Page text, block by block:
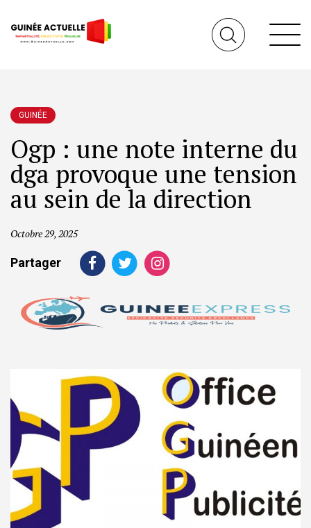
GUINÉE
Ogp : une note interne du
dga provoque une tension
au sein de la direction
Octobre 29, 2025
Partager